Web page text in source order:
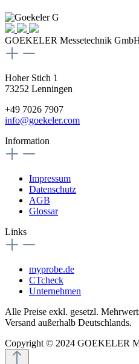
GOEKELER Messetechnik
Hoher Stich 1
73252 Lenningen
+49 7026 7907
info@goekeler.com
Information
Impressum
Datenschutz
AGB
Glossar
Links
myprobe.de
CTcheck
Unternehmen
Alle Preise exkl. gesetzl.
Versand außerhalb Deutschlands.
Copyright © 2024 GOEKELER